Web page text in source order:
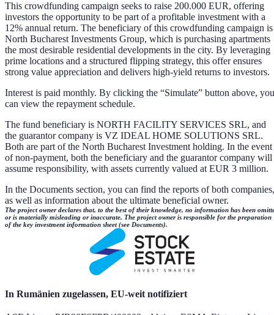
This crowdfunding campaign seeks to raise 200.000 EUR, offering
investors the opportunity to be part of a profitable investment with a
12% annual return. The beneficiary of this crowdfunding campaign is
North Bucharest Investments Group, which is purchasing apartments
the most desirable residential developments in the city. By leveraging
prime locations and a structured flipping strategy, this offer ensures
strong value appreciation and delivers high-yield returns to investors.
Interest is paid monthly. By clicking the “Simulate” button above, you
can view the repayment schedule.
The fund beneficiary is NORTH FACILITY SERVICES SRL, and
the guarantor company is VZ IDEAL HOME SOLUTIONS SRL.
Both are part of the North Bucharest Investment holding. In the event
of non-payment, both the beneficiary and the guarantor company will
assume responsibility, with assets currently valued at EUR 3 million.
In the Documents section, you can find the reports of both companies,
as well as information about the ultimate beneficial owner.
The project owner declares that, to the best of their knowledge, no information has been
or is materially misleading or inaccurate. The project owner is responsible for the preparation
of the key investment information sheet (see Documents).
In Rumänien zugelassen, EU-weit notifiziert